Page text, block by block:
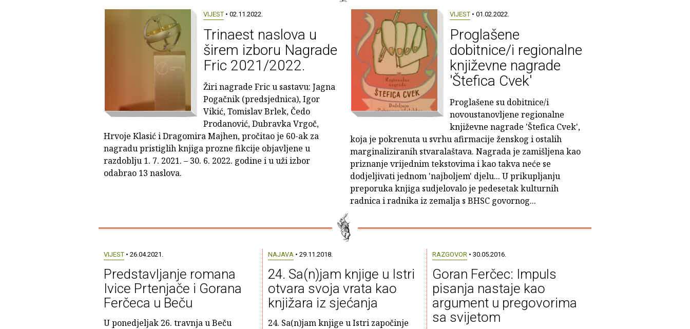
VIJEST • 02.11.2022.
Trinaest naslova u
širem izboru Nagrade
Fric 2021/2022.
Žiri nagrade Fric u sastavu: Jagna
Pogačnik (predsjednica), Igor
Vikić, Tomislav Brlek, Čedo
Prodanović, Dubravka Vrgoč,
Hrvoje Klasić i Dragomira Majhen, pročitao je 60-ak za
nagradu pristiglih knjiga prozne fikcije objavljene u
razdoblju 1. 7. 2021. – 30. 6. 2022. godine i u uži izbor
odabrao 13 naslova.
VIJEST • 01.02.2022.
Proglašene
dobitnice/i regionalne
književne nagrade
'Štefica Cvek'
Proglašene su dobitnice/i
novoustanovljene regionalne
književne nagrade 'Štefica Cvek',
koja je pokrenuta u svrhu afirmacije ženskog i ostalih
marginaliziranih stvaralaštava. Nagrada je zamišljena kao
priznanje vrijednim tekstovima i kao takva neće se
dodjeljivati jednom 'najboljem' djelu... U prikupljanju
preporuka knjiga sudjelovalo je pedesetak kulturnih
radnica i radnika iz zemalja s BHSC govornog...
VIJEST• 26.04.2021.
Predstavljanje romana
Ivice Prtenjače i Gorana
Ferčeca u Beču
U ponedjeljak 26. travnja u Beču
NAJAVA• 29.11.2018.
24. Sa(n)jam knjige u Istri
otvara svoja vrata kao
knjižara iz sjećanja
24. Sa(n)jam knjige u Istri započinje
RAZGOVOR• 30.05.2016.
Goran Ferčec: Impuls
pisanja nastaje kao
argument u pregovorima
sa svijetom